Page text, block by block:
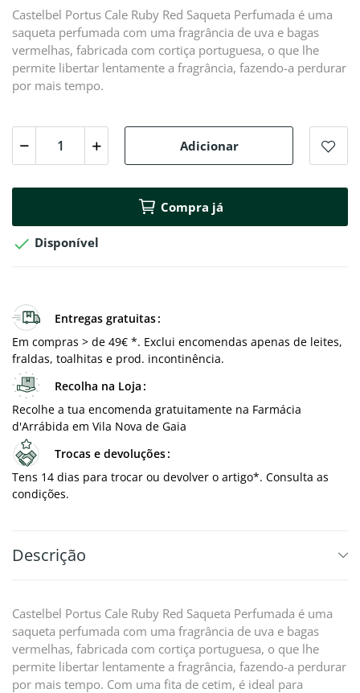
Castelbel Portus Cale Ruby Red Saqueta Perfumada é uma
saqueta perfumada com uma fragrância de uva e bagas
vermelhas, fabricada com cortiça portuguesa, o que lhe
permite libertar lentamente a fragrância, fazendo-a perdurar
por mais tempo.
Adicionar
Compra já
 Disponível
Entregas gratuitas
Em compras > de 49€ *. Exclui encomendas apenas de leites,
fraldas, toalhitas e prod. incontinência.
Recolha na Loja
Recolhe a tua encomenda gratuitamente na Farmácia
d'Arrábida em Vila Nova de Gaia
Trocas e devoluções
Tens 14 dias para trocar ou devolver o artigo*. Consulta as
condições.
Descrição
Castelbel Portus Cale Ruby Red Saqueta Perfumada é uma
saqueta perfumada com uma fragrância de uva e bagas
vermelhas, fabricada com cortiça portuguesa, o que lhe
permite libertar lentamente a fragrância, fazendo-a perdurar
por mais tempo. Com uma fita de cetim, é ideal para